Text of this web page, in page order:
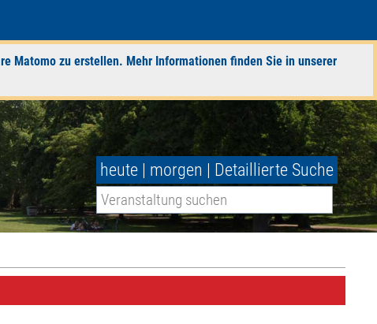
Matomo zu erstellen. Mehr Informationen finden Sie in unserer
heute | morgen | Detaillierte Suche